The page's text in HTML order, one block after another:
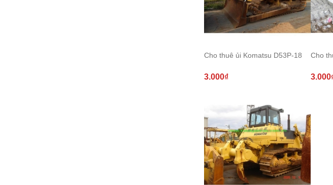
Cho thuê ủi Komatsu D53P-18
3.000₫
Cho